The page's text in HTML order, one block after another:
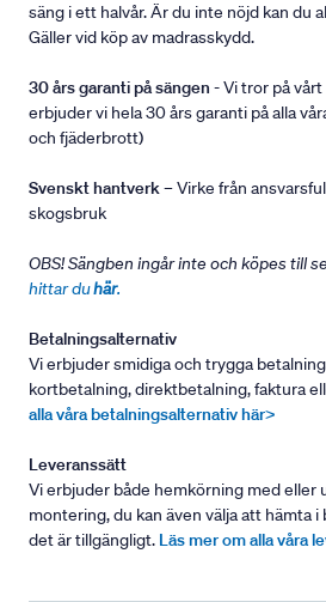
säng i ett halvår. Är du inte nöjd kan du
Gäller vid köp av madrasskydd.
30 års garanti på sängen - Vi tror på
erbjuder vi hela 30 års garanti på alla
och fjäderbrott)
Svenskt hantverk– Virke från
skogsbruk
OBS! Sängben ingår inte och köpes till
hittar duhär.
Betalningsalternativ
Vi erbjuder smidiga och trygga
kortbetalning, direktbetalning, faktura
alla våra betalningsalternativ här>
Leveranssätt
Vi erbjuder både hemkörning med eller
montering, du kan även välja att hämta i
det är tillgängligt. Läs mer om alla våra